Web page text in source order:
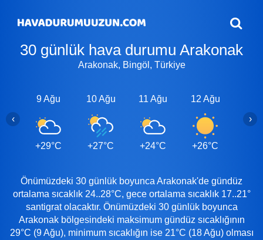
30 günlük hava durumu Arakonak
Arakonak, Bingöl, Türkiye
9 Ağu
+29°C
10 Ağu
+27°C
11 Ağu
+24°C
12 Ağu
+26°C
‹ ›
Önümüzdeki 30 günlük boyunca Arakonak'de gündüz
ortalama sıcaklık 24..28°C, gece ortalama sıcaklık 17..21°
santigrat olacaktır. Önümüzdeki 30 günlük boyunca
Arakonak bölgesindeki maksimum gündüz sıcaklığının
29°C (9 Ağu), minimum sıcaklığın ise 21°C (18 Ağu) olması